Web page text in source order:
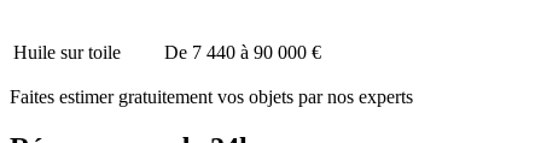
Huile sur toile De 7 440 à 90 000 €
Faites estimer gratuitement vos objets par nos experts